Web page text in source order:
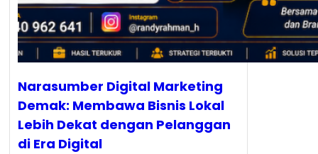
Narasumber Digital Marketing
Demak: Membawa Bisnis Lokal
Lebih Dekat dengan Pelanggan
di Era Digital